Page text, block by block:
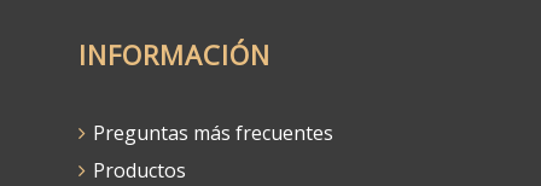
INFORMACIÓN
Preguntas más frecuentes
Productos